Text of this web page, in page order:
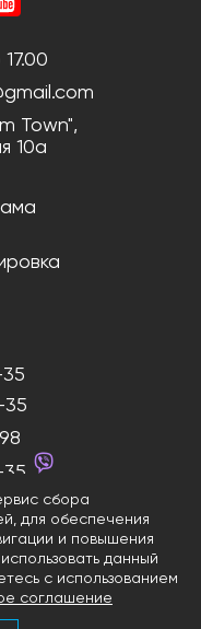
Town",
10а
35
сайтов
сбора
для обеспечения
и повышения
данный
с использованием
соглашение